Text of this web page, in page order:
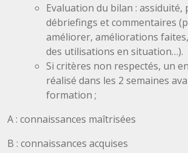
Evaluation du bilan : assiduité,
débriefings et commentaires
améliorer, améliorations
des utilisations en situation…).
Si critères non respectés, un
réalisé dans les 2 semaines
formation ;
A : connaissances maîtrisées
B : connaissances acquises